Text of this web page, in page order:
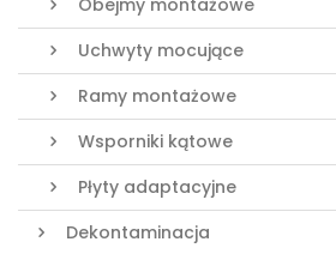
Obejmy montażowe
Uchwyty mocujące
Ramy montażowe
Wsporniki kątowe
Płyty adaptacyjne
Dekontaminacja